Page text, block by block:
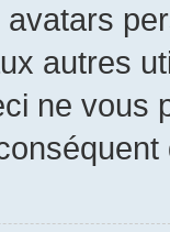
autres
ne vous